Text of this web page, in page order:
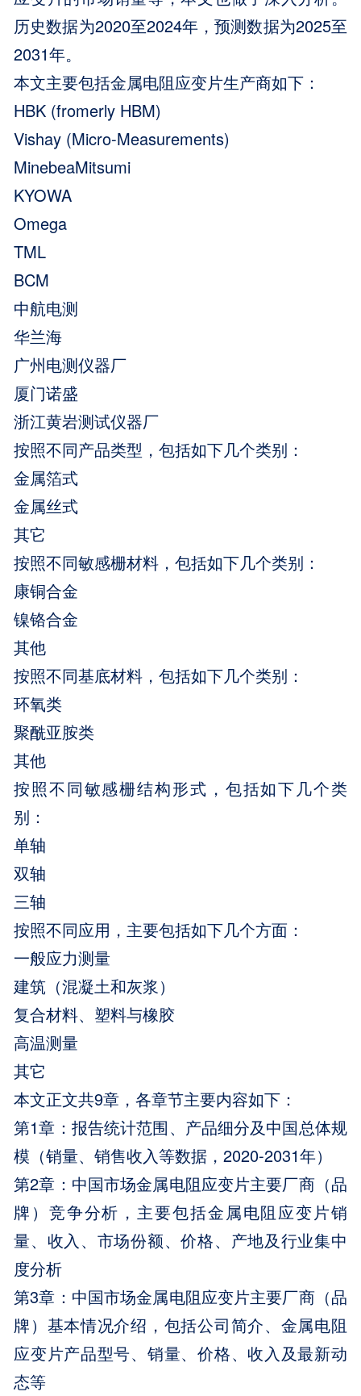
历史数据为2020至2024年，预测数据为2025至
2031年。
本文主要包括金属电阻应变片生产商如下：
HBK (fromerly HBM)
Vishay (Micro-Measurements)
MinebeaMitsumi
KYOWA
Omega
TML
BCM
中航电测
华兰海
广州电测仪器厂
厦门诺盛
浙江黄岩测试仪器厂
按照不同产品类型，包括如下几个类别：
金属箔式
金属丝式
其它
按照不同敏感栅材料，包括如下几个类别：
康铜合金
镍铬合金
其他
按照不同基底材料，包括如下几个类别：
环氧类
聚酰亚胺类
其他
按照不同敏感栅结构形式，包括如下几个类
别：
单轴
双轴
三轴
按照不同应用，主要包括如下几个方面：
一般应力测量
建筑（混凝土和灰浆）
复合材料、塑料与橡胶
高温测量
其它
本文正文共9章，各章节主要内容如下：
第1章：报告统计范围、产品细分及中国总体规
模（销量、销售收入等数据，2020-2031年）
第2章：中国市场金属电阻应变片主要厂商（品
牌）竞争分析，主要包括金属电阻应变片销
量、收入、市场份额、价格、产地及行业集中
度分析
第3章：中国市场金属电阻应变片主要厂商（品
牌）基本情况介绍，包括公司简介、金属电阻
应变片产品型号、销量、价格、收入及最新动
态等